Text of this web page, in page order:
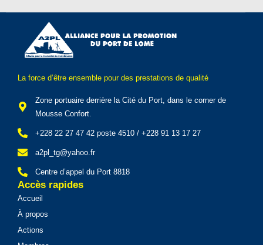
La force d’être ensemble pour des prestations de qualité
Zone portuaire derrière la Cité du Port, dans le corner de
Mousse Confort.
+228 22 27 47 42 poste 4510 / +228 91 13 17 27
a2pl_tg@yahoo.fr
Centre d’appel du Port 8818
Accès rapides
Accueil
À propos
Actions